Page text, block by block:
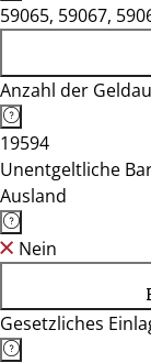
59065, 59067,
Anzahl der
19594
Unentgeltliche
Ausland
Nein
Gesetzliches